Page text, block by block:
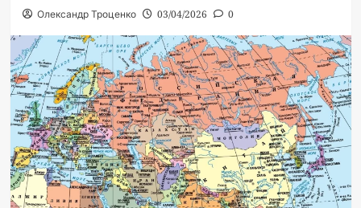
Олександр Троценко 03/04/2026 0